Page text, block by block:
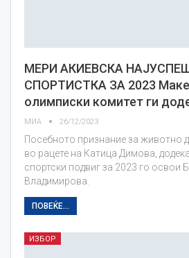
МЕРИ АКИЕВСКА
СПОРТИСТКА ЗА 2023
олимписки комитет ги
МИА 26/12/2023
Посебното признание за животно
во рацете на Катица Димова,
спортски подвиг за 2023 го освои
Владимирова.
ПОВЕЌЕ...
ИЗБОР